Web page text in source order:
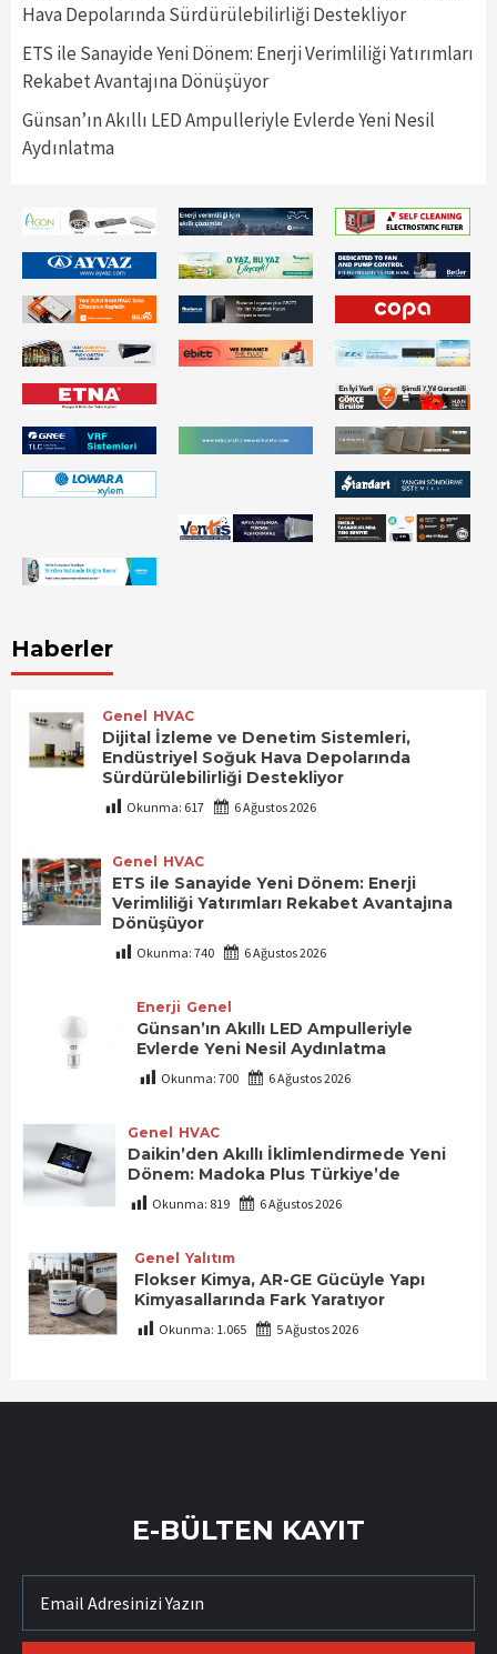
Hava Depolarında Sürdürülebilirliği Destekliyor
ETS ile Sanayide Yeni Dönem: Enerji Verimliliği Yatırımları
Rekabet Avantajına Dönüşüyor
Günsan’ın Akıllı LED Ampulleriyle Evlerde Yeni Nesil
Aydınlatma
Haberler
Genel HVAC
Dijital İzleme ve Denetim Sistemleri,
Endüstriyel Soğuk Hava Depolarında
Sürdürülebilirliği Destekliyor
Okunma: 617 6 Ağustos 2026
Genel HVAC
ETS ile Sanayide Yeni Dönem: Enerji
Verimliliği Yatırımları Rekabet Avantajına
Dönüşüyor
Okunma: 740 6 Ağustos 2026
Enerji Genel
Günsan’ın Akıllı LED Ampulleriyle
Evlerde Yeni Nesil Aydınlatma
Okunma: 700 6 Ağustos 2026
Genel HVAC
Daikin’den Akıllı İklimlendirmede Yeni
Dönem: Madoka Plus Türkiye’de
Okunma: 819 6 Ağustos 2026
Genel Yalıtım
Flokser Kimya, AR-GE Gücüyle Yapı
Kimyasallarında Fark Yaratıyor
Okunma: 1.065 5 Ağustos 2026
E-BÜLTEN KAYIT